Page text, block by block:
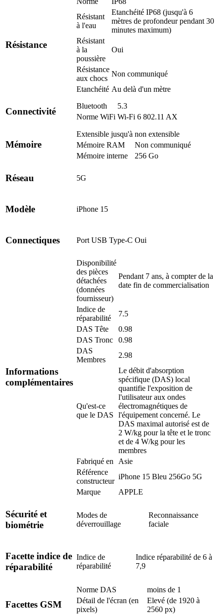
Résistance
Résistant
à l'eau
Etanchéité IP68 (jusqu'à 6
mètres de profondeur pendant 30
minutes maximum)
Résistant
à la
poussière
Oui
Résistance
aux chocs
Non communiqué
Etanchéité Au delà d'un mètre
Connectivité
Bluetooth
5.3
Norme WiFi Wi-Fi 6 802.11 AX
Mémoire
Extensible jusqu'à non extensible
Mémoire RAM
Non communiqué
Mémoire interne
256 Go
Réseau 5G
Modèle iPhone 15
Connectiques Port USB Type-C Oui
Informations
complémentaires
Disponibilité
des pièces
détachées
(données
fournisseur)
Pendant 7 ans, à compter de la
date fin de commercialisation
Indice de
réparabilité
7.5
DAS Tête
0.98
DAS Tronc
0.98
DAS
Membres
2.98
Qu'est-ce
que le DAS
Le débit d'absorption
spécifique (DAS) local
quantifie l'exposition de
l'utilisateur aux ondes
électromagnétiques de
l'équipement concerné. Le
DAS maximal autorisé est de
2 W/kg pour la tête et le tronc
et de 4 W/kg pour les
membres
Fabriqué en
Asie
Référence
constructeur
iPhone 15 Bleu 256Go 5G
Marque
APPLE
Sécurité et
biométrie
Modes de
déverrouillage
Reconnaissance
faciale
Facette indice de
réparabilité
Indice de
réparabilité
Indice réparabilité de 6 à
7,9
Facettes GSM
Norme DAS
moins de 1
Détail de l'écran (en
pixels)
Elevé (de 1920 à
2560 px)